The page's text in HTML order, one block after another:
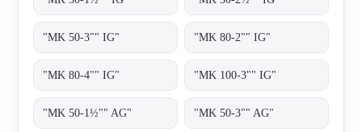
"MK 50-3"" IG" "MK 80-2"" IG"
"MK 80-4"" IG" "MK 100-3"" IG"
"MK 50-1½"" AG" "MK 50-3"" AG"